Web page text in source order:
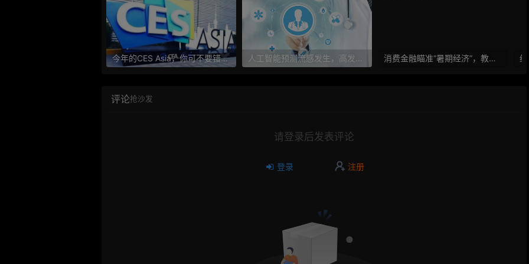
今年的CES Asia，你可不要错过这些自动驾驶看点 消费金融瞄准“暑期经济”，教育信贷成新风向标
评论抢沙发
请登录后发表评论
登录 注册